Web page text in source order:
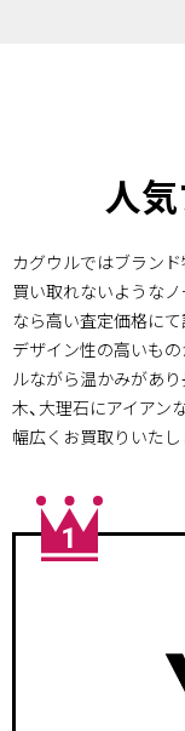
人
カグウルではブラン
買い取れないような
なら高い査定価格に
デザイン性の高いもの
ルながら温かみがあ
木、大理石にアイアン
幅広くお買取りいたし